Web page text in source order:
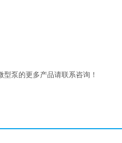
型泵的更多产品请联系咨询！